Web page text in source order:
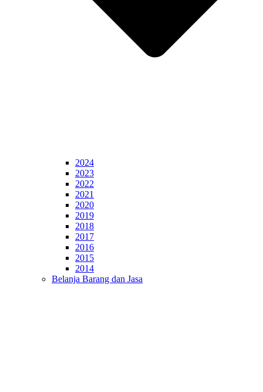
2024
2023
2022
2021
2020
2019
2018
2017
2016
2015
2014
Belanja Barang dan Jasa